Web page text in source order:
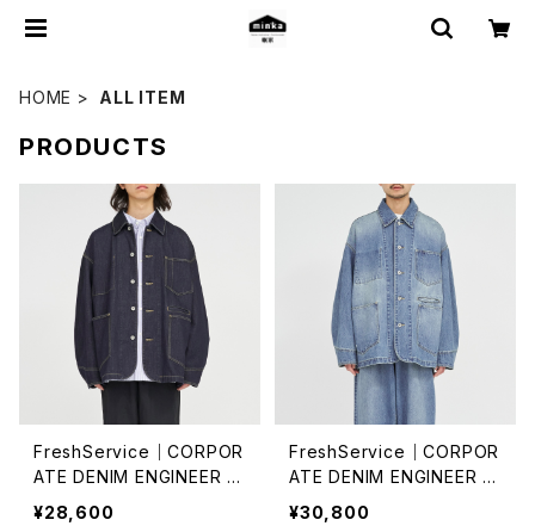
HOME ALL ITEM
PRODUCTS
FreshService｜CORPOR
ATE DENIM ENGINEER J
ACKET /ONE WASH
¥28,600
FreshService｜CORPOR
ATE DENIM ENGINEER J
ACKET
¥30,800